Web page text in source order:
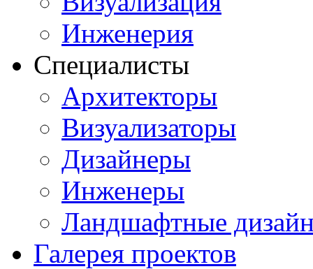
Инженерия
Специалисты
Архитекторы
Визуализаторы
Дизайнеры
Инженеры
Ландшафтные
Галерея проектов